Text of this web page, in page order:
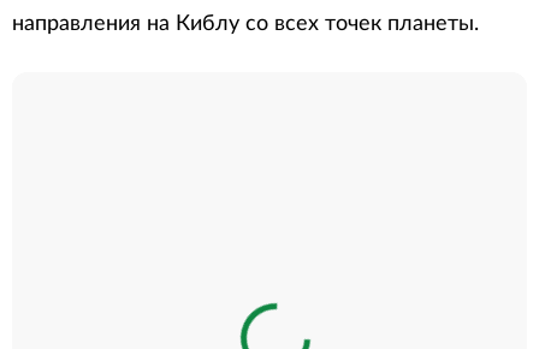
направления на Киблу со всех точек планеты.